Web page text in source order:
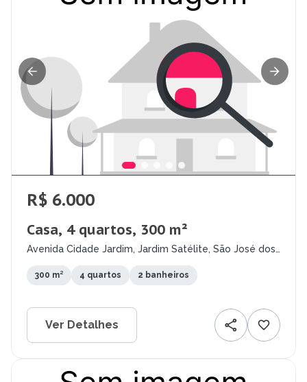
R$ 6.000
Casa, 4 quartos, 300 m²
Avenida Cidade Jardim, Jardim Satélite, São José dos
300 m² 4 quartos 2 banheiros
Ver Detalhes